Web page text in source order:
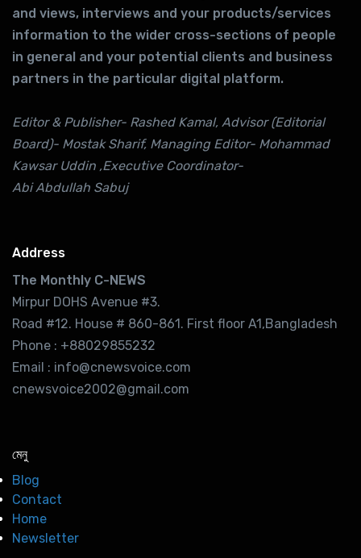
and views, interviews and your products/services
information to the wider cross-sections of people
in general and your potential clients and business
partners in the particular digital platform.
Editor & Publisher- Rashed Kamal, Advisor (Editorial
Board)- Mostak Sharif, Managing Editor- Mohammad
Kawsar Uddin ,Executive Coordinator-
Abi Abdullah Sabuj
Address
The Monthly C-NEWS
Mirpur DOHS Avenue #3.
Road #12. House # 860-861. First floor A1,Bangladesh
Phone : +88029855232
Email : info@cnewsvoice.com
cnewsvoice2002@gmail.com
মেনু
Blog
Contact
Home
Newsletter